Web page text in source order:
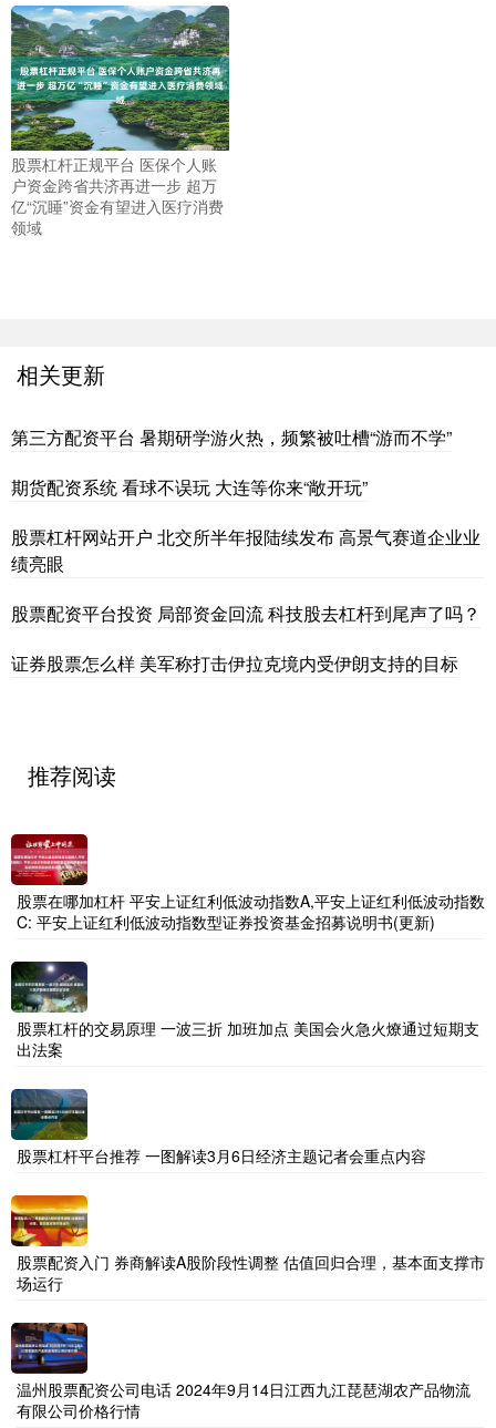
股票杠杆正规平台 医保个人账
户资金跨省共济再进一步 超万
亿“沉睡”资金有望进入医疗消费
领域
相关更新
第三方配资平台 暑期研学游火热，频繁被吐槽“游而不学”
期货配资系统 看球不误玩 大连等你来“敞开玩”
股票杠杆网站开户 北交所半年报陆续发布 高景气赛道企业业
绩亮眼
股票配资平台投资 局部资金回流 科技股去杠杆到尾声了吗？
证券股票怎么样 美军称打击伊拉克境内受伊朗支持的目标
推荐阅读
股票在哪加杠杆 平安上证红利低波动指数A,平安上证红利低波动指数
C: 平安上证红利低波动指数型证券投资基金招募说明书(更新)
股票杠杆的交易原理 一波三折 加班加点 美国会火急火燎通过短期支
出法案
股票杠杆平台推荐 一图解读3月6日经济主题记者会重点内容
股票配资入门 券商解读A股阶段性调整 估值回归合理，基本面支撑市
场运行
温州股票配资公司电话 2024年9月14日江西九江琵琶湖农产品物流
有限公司价格行情